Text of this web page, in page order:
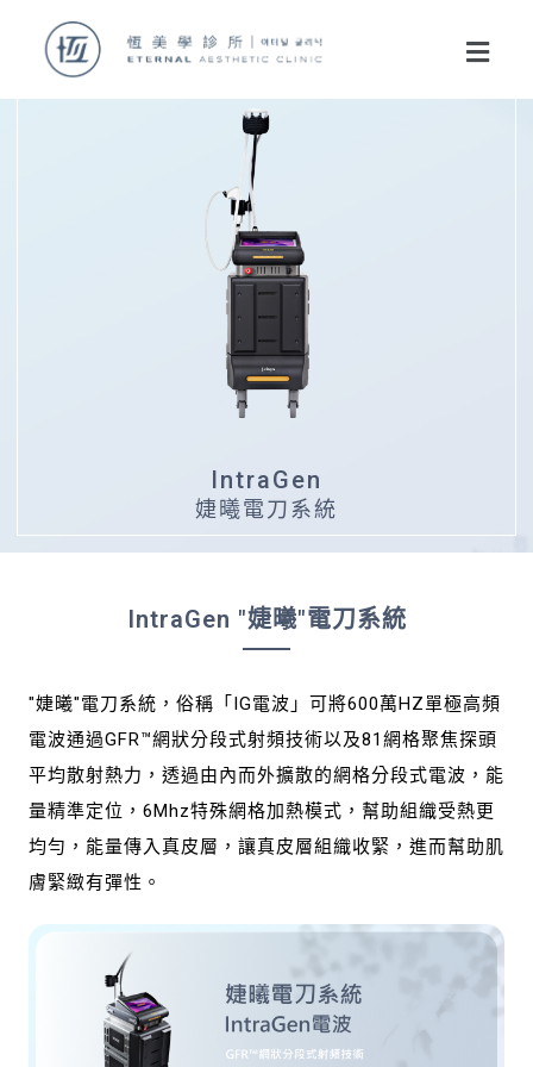
IntraGen
婕曦電刀系統
IntraGen "婕曦"電刀系統
"婕曦"電刀系統，俗稱「IG電波」可將600萬HZ單極高頻
電波通過GFR™網狀分段式射頻技術以及81網格聚焦探頭
平均散射熱力，透過由內而外擴散的網格分段式電波，能
量精準定位，6Mhz特殊網格加熱模式，幫助組織受熱更
均勻，能量傳入真皮層，讓真皮層組織收緊，進而幫助肌
膚緊緻有彈性。